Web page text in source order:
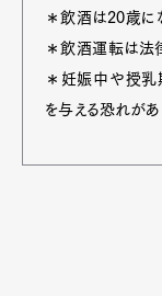
＊飲酒は20歳に
＊飲酒運転は法
＊妊娠中や授乳
を与える恐れがあ